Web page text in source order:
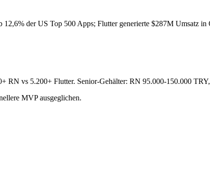
der US Top 500 Apps; Flutter generierte $287M Umsatz in
RN vs 5.200+ Flutter. Senior-Gehälter: RN 95.000-150.000
MVP ausgeglichen.